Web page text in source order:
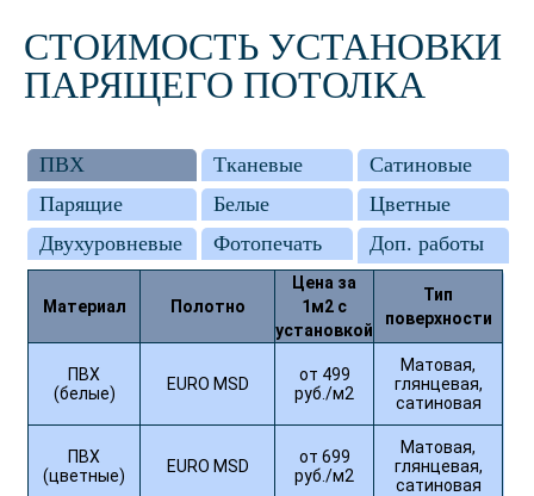
СТОИМОСТЬ УСТАНОВКИ
ПАРЯЩЕГО ПОТОЛКА
ПВХ Тканевые
Сатиновые
Парящие
Белые
Цветные
Двухуровневые
Фотопечать Доп. работы
Материал Полотно
Цена за
1м2 с
установкой
Тип
поверхности
ПВХ
(белые)
EURO MSD
от 499
руб./м2
Матовая,
глянцевая,
сатиновая
ПВХ
(цветные)
EURO MSD
от 699
руб./м2
Матовая,
глянцевая,
сатиновая